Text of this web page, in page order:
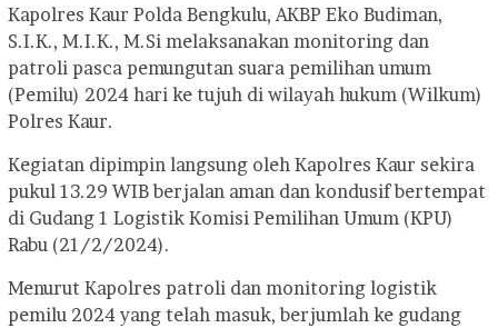
Kapolres Kaur Polda Bengkulu, AKBP Eko Budiman,
S.I.K., M.I.K., M.Si melaksanakan monitoring dan
patroli pasca pemungutan suara pemilihan umum
(Pemilu) 2024 hari ke tujuh di wilayah hukum (Wilkum)
Polres Kaur.
Kegiatan dipimpin langsung oleh Kapolres Kaur sekira
pukul 13.29 WIB berjalan aman dan kondusif bertempat
di Gudang 1 Logistik Komisi Pemilihan Umum (KPU)
Rabu (21/2/2024).
Menurut Kapolres patroli dan monitoring logistik
pemilu 2024 yang telah masuk, berjumlah ke gudang